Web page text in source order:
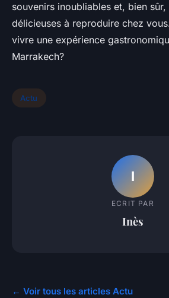
souvenirs inoubliables et, bien
délicieuses à reproduire chez
vivre une expérience
Marrakech?
Actu
I
ECRIT PAR
Inès
← Voir tous les articles Actu